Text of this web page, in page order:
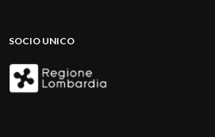
SOCIO UNICO